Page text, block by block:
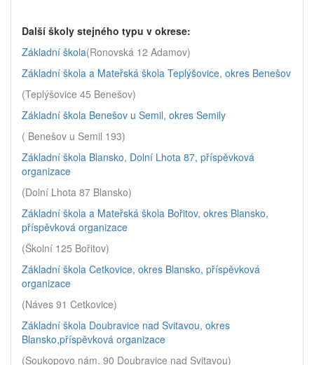
Další školy stejného typu v okrese:
Základní škola(Ronovská 12 Adamov)
Základní škola a Mateřská škola Teplýšovice, okres Benešov
(Teplýšovice 45 Benešov)
Základní škola Benešov u Semil, okres Semily
( Benešov u Semil 193)
Základní škola Blansko, Dolní Lhota 87, příspěvková
organizace
(Dolní Lhota 87 Blansko)
Základní škola a Mateřská škola Bořitov, okres Blansko,
příspěvková organizace
(Školní 125 Bořitov)
Základní škola Cetkovice, okres Blansko, příspěvková
organizace
(Náves 91 Cetkovice)
Základní škola Doubravice nad Svitavou, okres
Blansko,příspěvková organizace
(Soukopovo nám. 90 Doubravice nad Svitavou)